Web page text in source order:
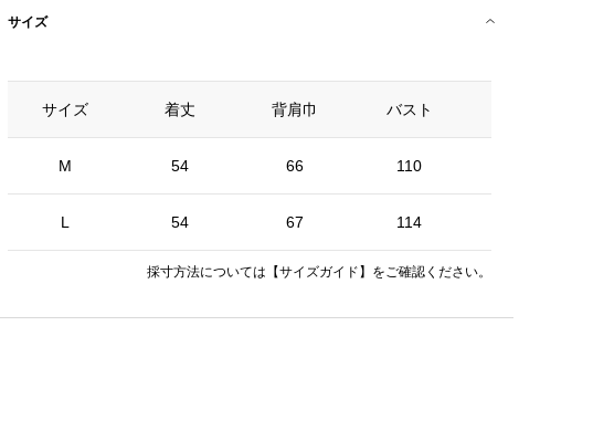
サイズ
サイズ
M
L
着丈 背肩巾 バスト
54 66 110
54 67 114
採寸方法については 【サイズガイド】 をご確認ください。